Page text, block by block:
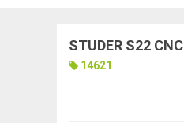
STUDER S22 CNC
14621